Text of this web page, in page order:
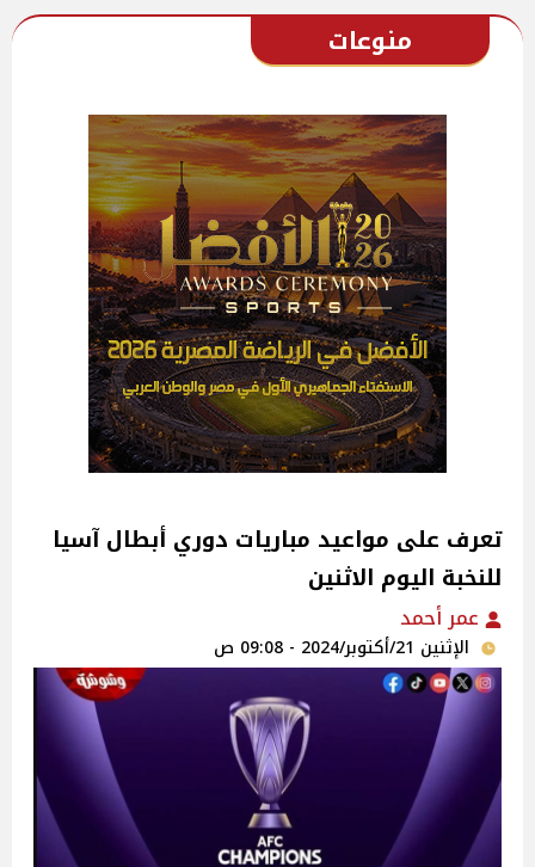
منوعات
تعرف على مواعيد مباريات دوري أبطال آسيا
للنخبة اليوم الاثنين
عمر أحمد
الإثنين 21/أكتوبر/2024 - 09:08 ص